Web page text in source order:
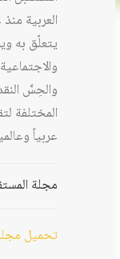
يتعلّق به
والحِسَّ
المختلفة
عربياً
مجلة
تحميل مجلة